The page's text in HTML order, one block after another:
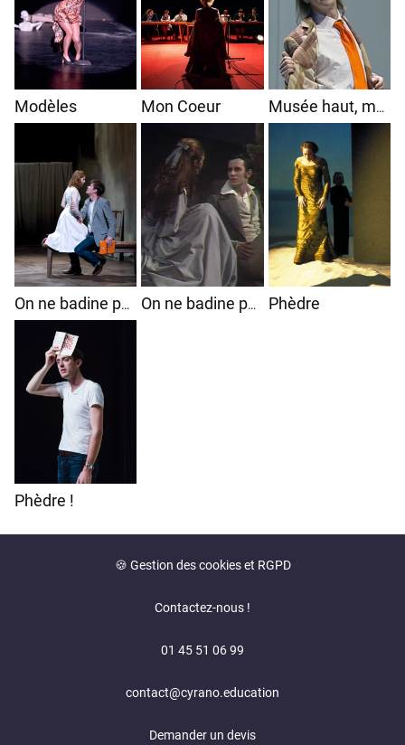
Modèles Mon Coeur Musée haut, musée bas
On ne badine pas avec l'amour On ne badine pas avec l'amour Phèdre
Phèdre !
🍪 Gestion des cookies et RGPD
Contactez-nous !
01 45 51 06 99
contact@cyrano.education
Demander un devis